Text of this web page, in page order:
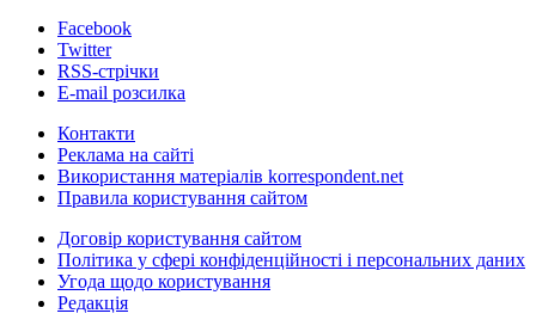
Facebook
Twitter
RSS-стрічки
E-mail розсилка
Контакти
Реклама на сайті
Використання матеріалів korrespondent.net
Правила користування сайтом
Договір користування сайтом
Політика у сфері конфіденційності і персональних даних
Угода щодо користування
Редакція